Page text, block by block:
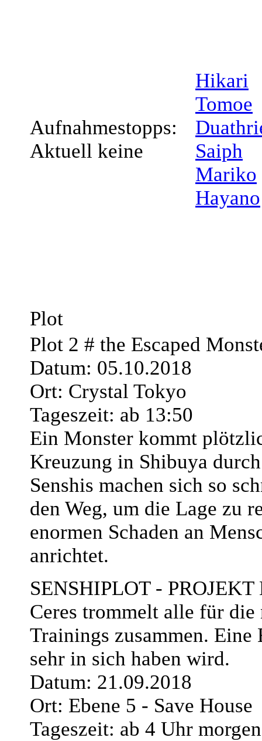
Aufnahmestopps:
Aktuell keine
Hikari
Tomoe
Saiph
Mariko
Hayano
Plot
Plot 2 # the Escaped
Datum: 05.10.2018
Ort: Crystal Tokyo
Tageszeit: ab 13:50
Ein Monster kommt
Kreuzung in Shibuya
Senshis machen sich so
den Weg, um die Lage zu
enormen Schaden an
anrichtet.
SENSHIPLOT -
Ceres trommelt alle für die
Trainings zusammen. Eine
sehr in sich haben wird.
Datum: 21.09.2018
Ort: Ebene 5 - Save House
Tageszeit: ab 4 Uhr